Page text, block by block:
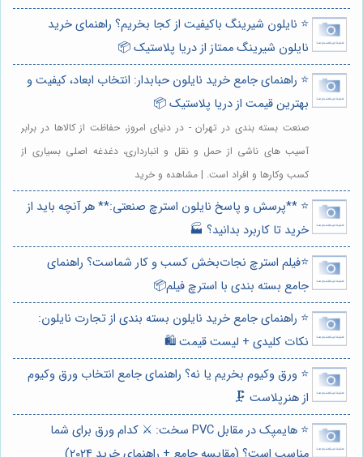
⭐️ نایلون شیرینگ باکیفیت از کجا بخریم؟ راهنمای خرید
نایلون شیرینگ ممتاز از دریا پلاستیک 📦
⭐️ راهنمای جامع خرید نایلون حبابدار: انتخاب ابعاد، کیفیت و
بهترین قیمت از دریا پلاستیک 📦
صنعت بسته بندی در تهران - در دنیای امروز، حفاظت از کالاها در برابر
آسیب های ناشی از حمل و نقل و انبارداری، دغدغه اصلی بسیاری از
کسب وکارها و افراد است. | مشاهده و خرید
⭐️ **پرسش و پاسخ نایلون استرچ صنعتی:** هر آنچه باید از
خرید تا کاربرد بدانید؟ 🏭
⭐️فیلم استرچ نجات‌بخش کسب و کار شماست؟ راهنمای
جامع بسته بندی با استرچ فیلم📦
⭐️ راهنمای جامع خرید نایلون بسته بندی از تجارت نایلون:
نکات کلیدی + لیست قیمت 🛍️
⭐️ ورق وکیوم بخریم یا نه؟ راهنمای جامع انتخاب ورق وکیوم
از هنرپلاست 🗜️
⭐️ هایمپک در مقابل PVC سخت: ⚔️ کدام ورق برای شما